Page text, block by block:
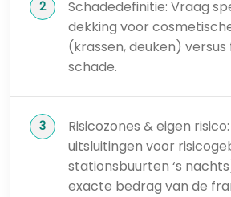
Schadedefinitie: Vraag
dekking voor
(krassen, deuken)
schade.
Risicozones & eigen
uitsluitingen voor
stationsbuurten ‘s
exacte bedrag van de